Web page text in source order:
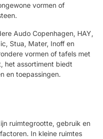
vormen of
Audo Copenhagen, HAY,
Stua, Mater, Inoff en
vormen of tafels met
het assortiment biedt
en toepassingen.
ruimtegrootte, gebruik en
In kleine ruimtes